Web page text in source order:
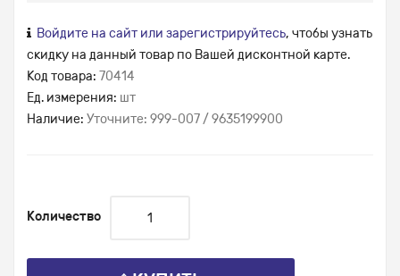
Войдите на сайт или зарегистрируйтесь, чтобы узнать
скидку на данный товар по Вашей дисконтной карте.
Код товара: 70414
Ед. измерения: шт
Наличие: Уточните: 999-007 / 9635199900
Количество